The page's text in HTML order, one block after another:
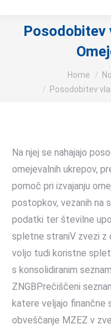
Posodobitev
Home
Posodobitev
Na njej se nahajajo
omejevalnih ukrepov,
pomoč pri izvajanju
postopkov, vezanih na
podatki ter številne
spletne straniV zvezi z
voljo tudi koristne
s konsolidiranim
ZNGBPrečiščeni
katere veljajo finančne
obveščanje MZEZ v